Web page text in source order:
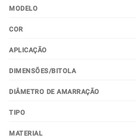
MODELO
COR
APLICAÇÃO
DIMENSÕES/BITOLA
DIÂMETRO DE AMARRAÇÃO
TIPO
MATERIAL